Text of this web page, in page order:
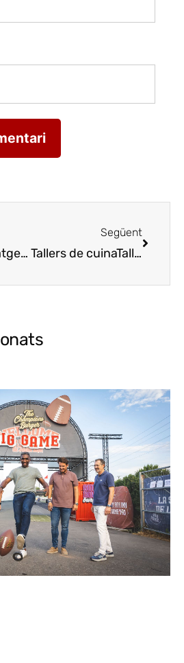
Cuina de paisatge elaborada a l’Hostal Benet de les Borges
Següent
Tallers de cuinaTalleres de cocina